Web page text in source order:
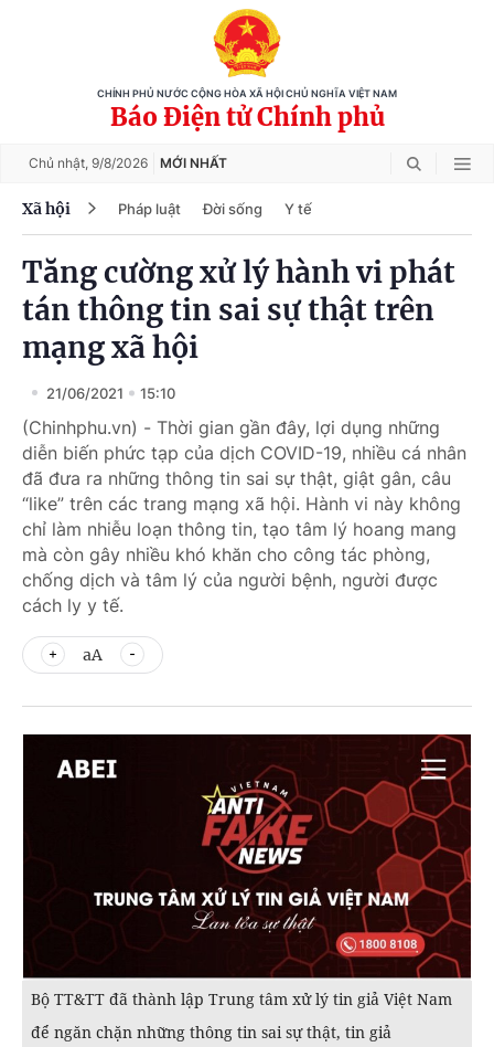
CHÍNH PHỦ NƯỚC CỘNG HÒA XÃ HỘI CHỦ NGHĨA VIỆT NAM
Báo Điện tử Chính phủ
Chủ nhật, 9/8/2026 MỚI NHẤT
Xã hội Pháp luật Đời sống Y tế
Tăng cường xử lý hành vi phát
tán thông tin sai sự thật trên
mạng xã hội
21/06/2021 15:10
(Chinhphu.vn) - Thời gian gần đây, lợi dụng những
diễn biến phức tạp của dịch COVID-19, nhiều cá nhân
đã đưa ra những thông tin sai sự thật, giật gân, câu
“like” trên các trang mạng xã hội. Hành vi này không
chỉ làm nhiễu loạn thông tin, tạo tâm lý hoang mang
mà còn gây nhiều khó khăn cho công tác phòng,
chống dịch và tâm lý của người bệnh, người được
cách ly y tế.
aA
Bộ TT&TT đã thành lập Trung tâm xử lý tin giả Việt Nam
để ngăn chặn những thông tin sai sự thật, tin giả